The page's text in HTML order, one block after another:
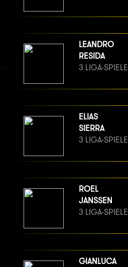
LEANDRO
RESIDA
3 LIGA-SPIELE
ELIAS
SIERRA
3 LIGA-SPIELE
ROEL
JANSSEN
3 LIGA-SPIELE
GIANLUCA